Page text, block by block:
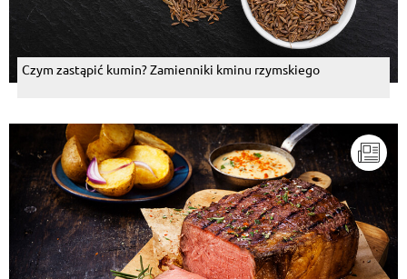
Czym zastąpić kumin? Zamienniki kminu rzymskiego